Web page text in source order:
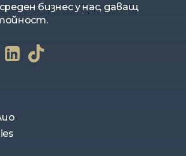
бизнес у нас, даващ